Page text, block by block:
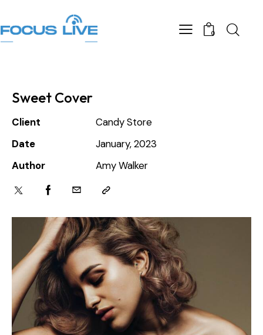
0
Sweet Cover
Client
Candy Store
Date
January, 2023
Author
Amy Walker